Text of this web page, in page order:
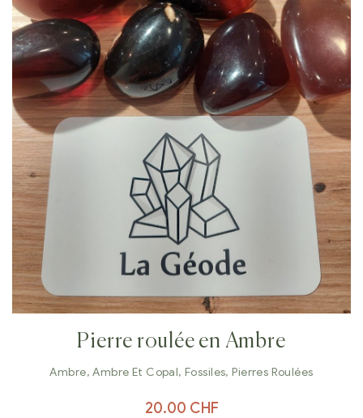
Pierre roulée en Ambre
Ambre,Ambre Et Copal,Fossiles,Pierres Roulées
20.00 CHF